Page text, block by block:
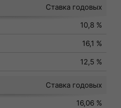
Ставка годовых
10,8 %
16,1 %
12,5 %
Ставка годовых
16,06 %